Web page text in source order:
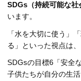
SDGs（持続可能な社
います。
「水を大切に使う」
る」といった視点は、
SDGsの目標6「安全
子供たちが自分の生